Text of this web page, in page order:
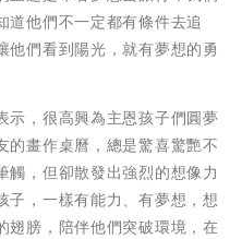
道他們不一定都有條件去追
他們看到陽光，就有夢想的勇
示，很高興為主恩孩子們圓夢
的畫作桌曆，總是驚喜驚艷不
觸，但卻散發出強烈的想像力
子，一樣有能力、有夢想，想
翅膀，陪伴他們突破環境，在